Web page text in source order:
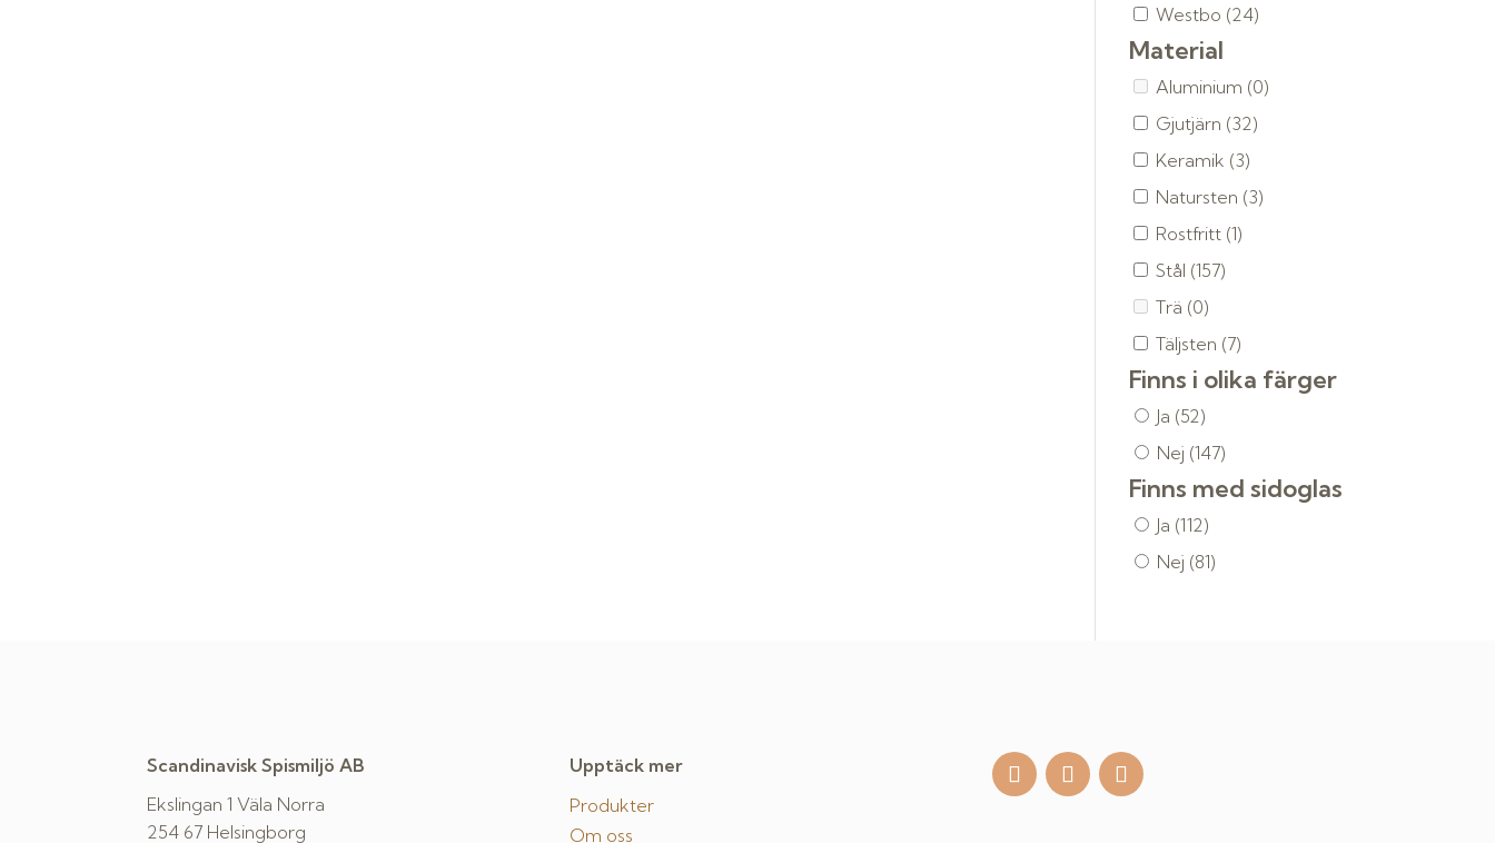
Westbo (24)
Material
Aluminium (0)
Gjutjärn (32)
Keramik (3)
Natursten (3)
Rostfritt (1)
Stål (157)
Trä (0)
Täljsten (7)
Finns i olika färger
Ja (52)
Nej (147)
Finns med sidoglas
Ja (112)
Nej (81)
Scandinavisk Spismiljö AB
Ekslingan 1 Väla Norra
254 67 Helsingborg
Upptäck mer
Produkter
Om oss